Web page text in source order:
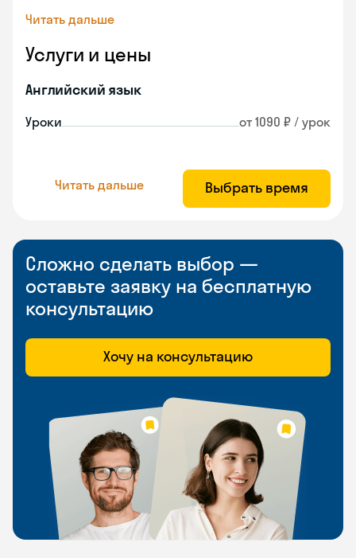
Читать дальше
Услуги и цены
Английский язык
Уроки от 1090 ₽ / урок
Читать дальше Выбрать время
Сложно сделать выбор —
оставьте заявку на бесплатную
консультацию
Хочу на консультацию